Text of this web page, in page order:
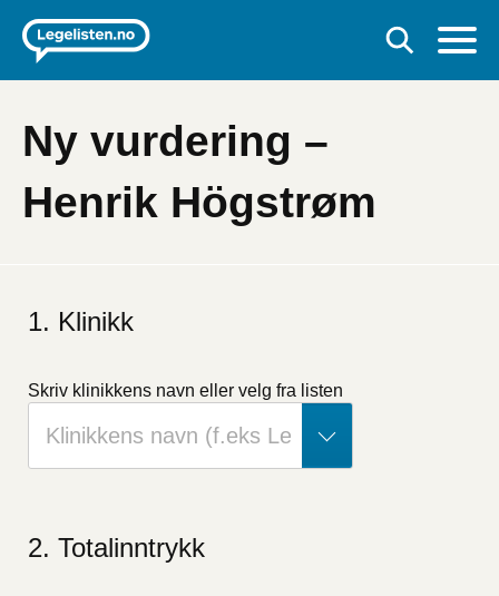
Ny vurdering –
Henrik Högstrøm
Klinikk
Skriv klinikkens navn eller velg fra listen
Totalinntrykk